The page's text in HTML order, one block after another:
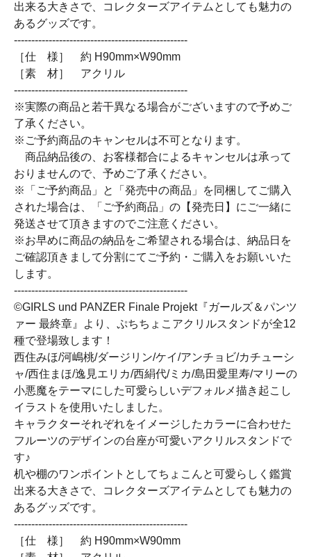
出来る大きさで、コレクターズアイテムとしても魅力の
あるグッズです。
--------------------------------------------------
［仕 様］ 約 H90mm×W90mm
［素 材］ アクリル
--------------------------------------------------
※実際の商品と若干異なる場合がございますので予めご
了承ください。
※ご予約商品のキャンセルは不可となります。
商品納品後の、お客様都合によるキャンセルは承って
おりませんので、予めご了承ください。
※「ご予約商品」と「発売中の商品」を同梱してご購入
された場合は、「ご予約商品」の【発売日】にご一緒に
発送させて頂きますのでご注意ください。
※お早めに商品の納品をご希望される場合は、納品日を
ご確認頂きまして分割にてご予約・ご購入をお願いいた
します。
--------------------------------------------------
©GIRLS und PANZER Finale Projekt『ガールズ＆パンツ
ァー 最終章』より、ぷちちょこアクリルスタンドが全12
種で登場致します！
西住みほ/河嶋桃/ダージリン/ケイ/アンチョビ/カチューシ
ャ/西住まほ/逸見エリカ/西絹代/ミカ/島田愛里寿/マリーの
小悪魔をテーマにした可愛らしいデフォルメ描き起こし
イラストを使用いたしました。
キャラクターそれぞれをイメージしたカラーに合わせた
フルーツのデザインの台座が可愛いアクリルスタンドで
す♪
机や棚のワンポイントとしてちょこんと可愛らしく鑑賞
出来る大きさで、コレクターズアイテムとしても魅力の
あるグッズです。
--------------------------------------------------
［仕 様］ 約 H90mm×W90mm